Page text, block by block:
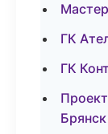
ГК
ГК
Брянск